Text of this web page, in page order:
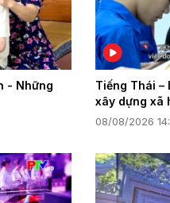
- Những
Tiếng Thái –
xây dựng xã
08/08/2026